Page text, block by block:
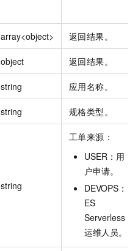
array<object> 返回结果。
object 返回结果。
string 应用名称。
string 规格类型。
string
工单来源：
USER：用
户申请。
DEVOPS：
ES
Serverless
运维人员。